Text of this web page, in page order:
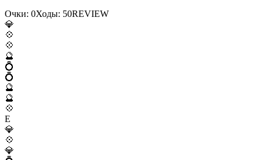
Очки: 0Ходы: 50REVIEW
💎
💠
💠
🔮
💍
💍
🔮
🔮
💠
E
💎
💠
💎